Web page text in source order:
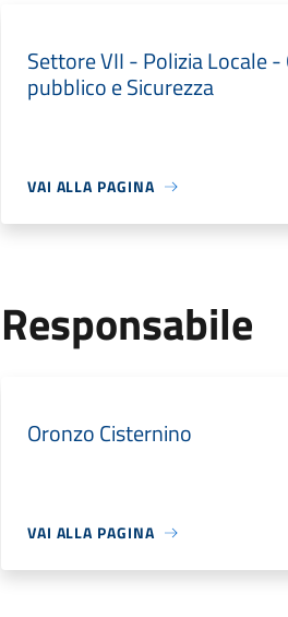
Settore VII - Polizia Locale -
pubblico e Sicurezza
VAI ALLA PAGINA
Responsabile
Oronzo Cisternino
VAI ALLA PAGINA